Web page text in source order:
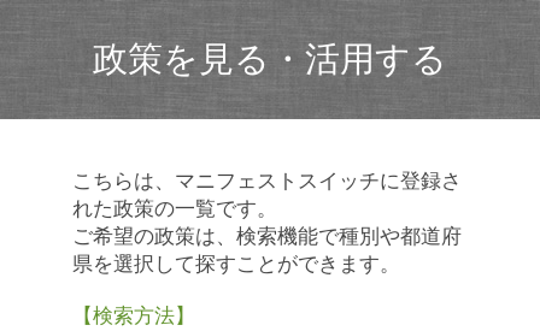
政策を見る・活用する
こちらは、マニフェストスイッチに登録さ
れた政策の一覧です。
ご希望の政策は、検索機能で種別や都道府
県を選択して探すことができます。
【検索方法】